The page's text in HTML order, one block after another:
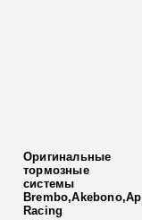
Оригинальные
тормозные
системы
Brembo,Akebono,Ap
Racing